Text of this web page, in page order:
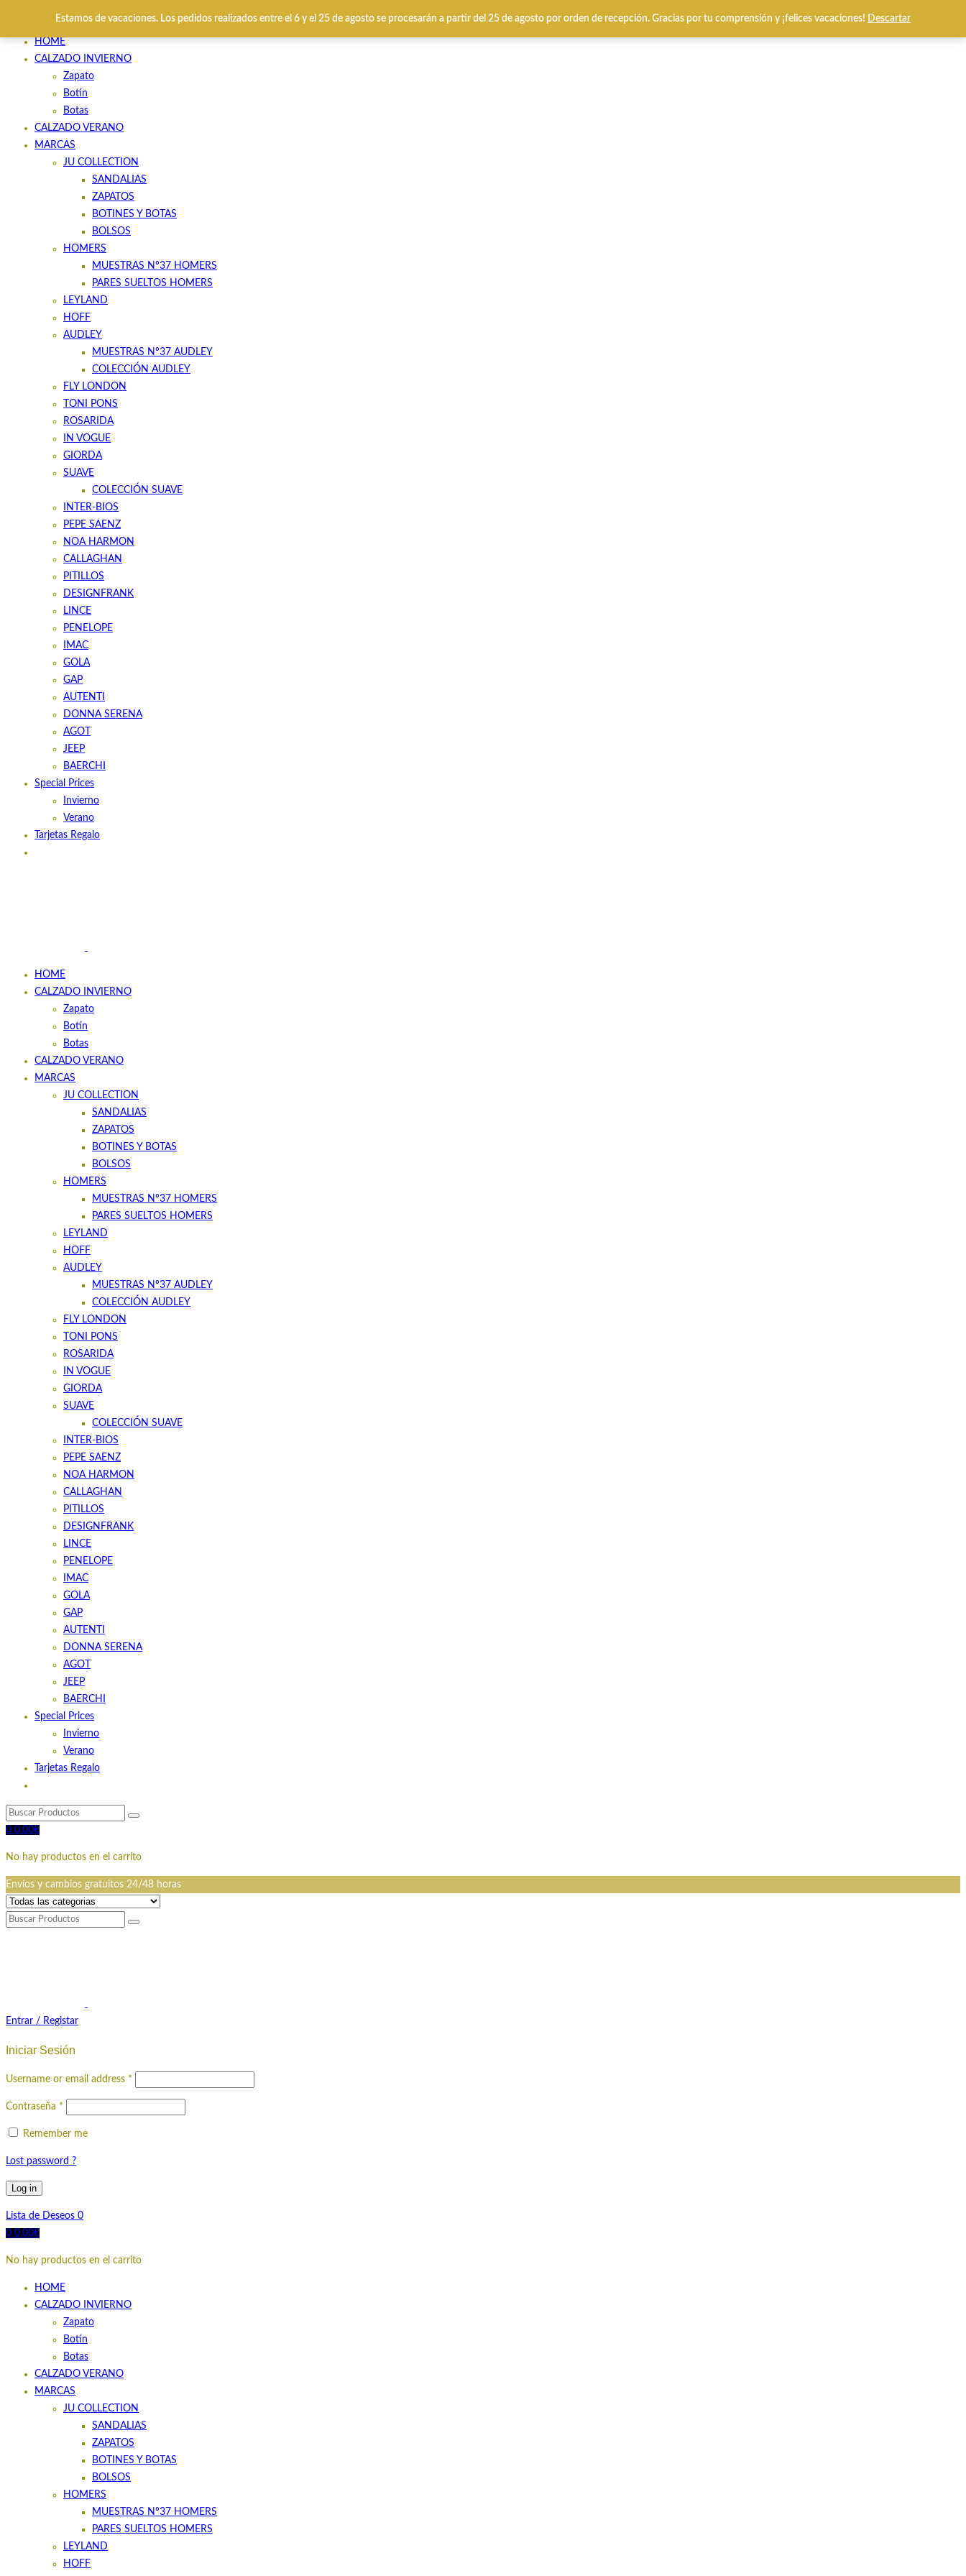
Estamos de vacaciones. Los pedidos realizados entre el 6 y el 25 de agosto se procesarán a partir del 25 de agosto por orden de recepción. Gracias por tu comprensión y ¡felices vacaciones! Descartar
HOME
CALZADO INVIERNO
Zapato
Botín
Botas
CALZADO VERANO
MARCAS
JU COLLECTION
SANDALIAS
ZAPATOS
BOTINES Y BOTAS
BOLSOS
HOMERS
MUESTRAS Nº37 HOMERS
PARES SUELTOS HOMERS
LEYLAND
HOFF
AUDLEY
MUESTRAS Nº37 AUDLEY
COLECCIÓN AUDLEY
FLY LONDON
TONI PONS
ROSARIDA
IN VOGUE
GIORDA
SUAVE
COLECCIÓN SUAVE
INTER-BIOS
PEPE SAENZ
NOA HARMON
CALLAGHAN
PITILLOS
DESIGNFRANK
LINCE
PENELOPE
IMAC
GOLA
GAP
AUTENTI
DONNA SERENA
AGOT
JEEP
BAERCHI
Special Prices
Invierno
Verano
Tarjetas Regalo
HOME
CALZADO INVIERNO
Zapato
Botín
Botas
CALZADO VERANO
MARCAS
JU COLLECTION
SANDALIAS
ZAPATOS
BOTINES Y BOTAS
BOLSOS
HOMERS
MUESTRAS Nº37 HOMERS
PARES SUELTOS HOMERS
LEYLAND
HOFF
AUDLEY
MUESTRAS Nº37 AUDLEY
COLECCIÓN AUDLEY
FLY LONDON
TONI PONS
ROSARIDA
IN VOGUE
GIORDA
SUAVE
COLECCIÓN SUAVE
INTER-BIOS
PEPE SAENZ
NOA HARMON
CALLAGHAN
PITILLOS
DESIGNFRANK
LINCE
PENELOPE
IMAC
GOLA
GAP
AUTENTI
DONNA SERENA
AGOT
JEEP
BAERCHI
Special Prices
Invierno
Verano
Tarjetas Regalo
0 0.00€
No hay productos en el carrito
Envíos y cambios gratuitos 24/48 horas
Entrar / Registar
Iniciar Sesión
Username or email address *
Contraseña *
Remember me
Lost password ?
Log in
Lista de Deseos 0
0 0.00€
No hay productos en el carrito
HOME
CALZADO INVIERNO
Zapato
Botín
Botas
CALZADO VERANO
MARCAS
JU COLLECTION
SANDALIAS
ZAPATOS
BOTINES Y BOTAS
BOLSOS
HOMERS
MUESTRAS Nº37 HOMERS
PARES SUELTOS HOMERS
LEYLAND
HOFF